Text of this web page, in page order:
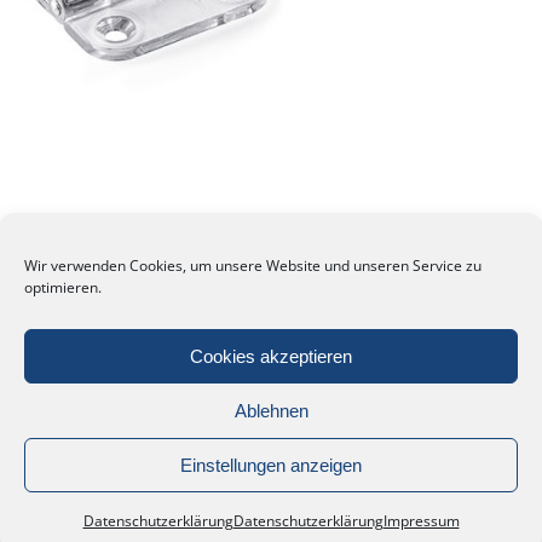
Wir verwenden Cookies, um unsere Website und unseren Service zu
optimieren.
Cookies akzeptieren
Ablehnen
Einstellungen anzeigen
DatenschutzerklärungDatenschutzerklärungImpressum